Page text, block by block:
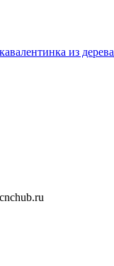
валентинка из дерева